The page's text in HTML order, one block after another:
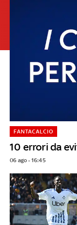
10 errori da
FANTACALCIO
06 ago - 16:45